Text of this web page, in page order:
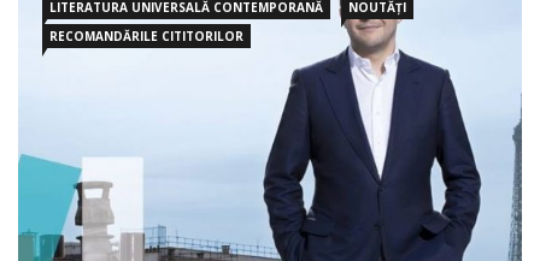
LITERATURA UNIVERSALĂ CONTEMPORANĂ
NOUTĂȚI
RECOMANDĂRILE CITITORILOR